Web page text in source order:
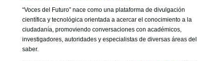
“Voces del Futuro” nace como una plataforma de divulgación
científica y tecnológica orientada a acercar el conocimiento a la
ciudadanía, promoviendo conversaciones con académicos,
investigadores, autoridades y especialistas de diversas áreas del
saber.